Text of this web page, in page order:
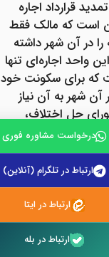
قرارداد اجاره
است که مالک فقط
در آن شهر داشته
واحد اجاره‌ای تنها
که برای سکونت خود
شهر به آن نیاز
حل اختلاف،
را تخلیه کند. اگر
چند خانه دارد و
است، فقط برای
می‌تواند درخواست
تصور کنید
شخصی در اراک ساکن است و ۳ خانه
نمی‌تواند به ‌طور
درخواست مشاوره فوری
ارتباط در تلگرام (آنلاین)
ارتباط در ایتا
ارتباط در بله